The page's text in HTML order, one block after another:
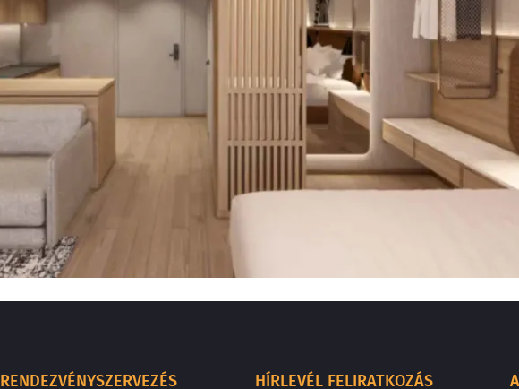
RENDEZVÉNYSZERVEZÉS HÍRLEVÉL FELIRATKOZÁS